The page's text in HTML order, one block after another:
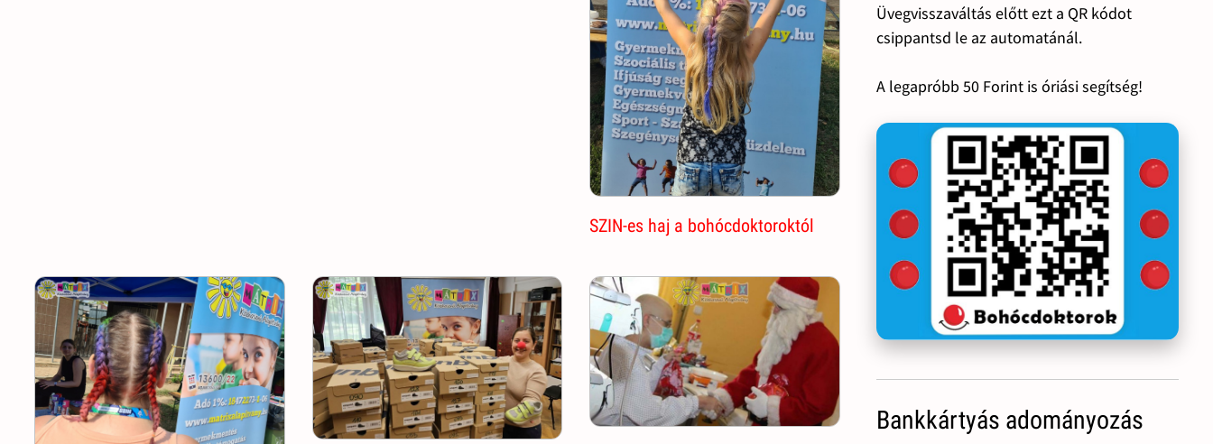
SZIN-es haj a bohócdoktoroktól
Üvegvisszaváltás előtt ezt a QR kódot
csippantsd le az automatánál.
A legapróbb 50 Forint is óriási segítség!
Bankkártyás adományozás